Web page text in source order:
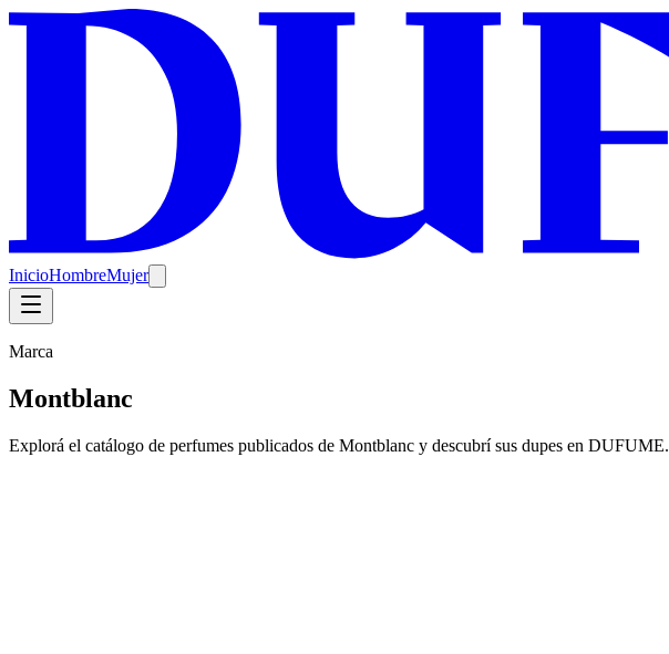
InicioHombreMujer
Marca
Montblanc
Explorá el catálogo de perfumes publicados de Montblanc y descubrí sus dupes en DUFUME.